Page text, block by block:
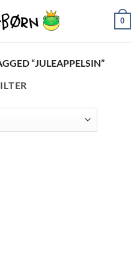
0
“JULEAPPELSIN”